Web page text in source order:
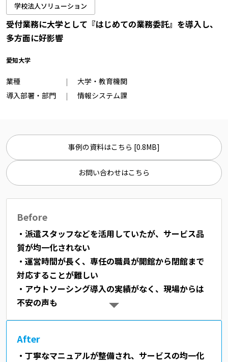
学校法人ソリューション
受付業務に大学として『はじめての業務委託』を導入し、
多方面に好影響
愛知大学
業種
大学・教育機関
導入部署・部門
情報システム課
事例の資料はこちら [0.8MB]
お問い合わせはこちら
Before
・派遣スタッフなどを活用していたが、サービス品
質が均一化されない
・運営時間が長く、専任の職員が開館から閉館まで
対応することが難しい
・アウトソーシング導入の実績がなく、現場からは
不安の声も
After
・丁寧なマニュアルが整備され、サービスの均一化